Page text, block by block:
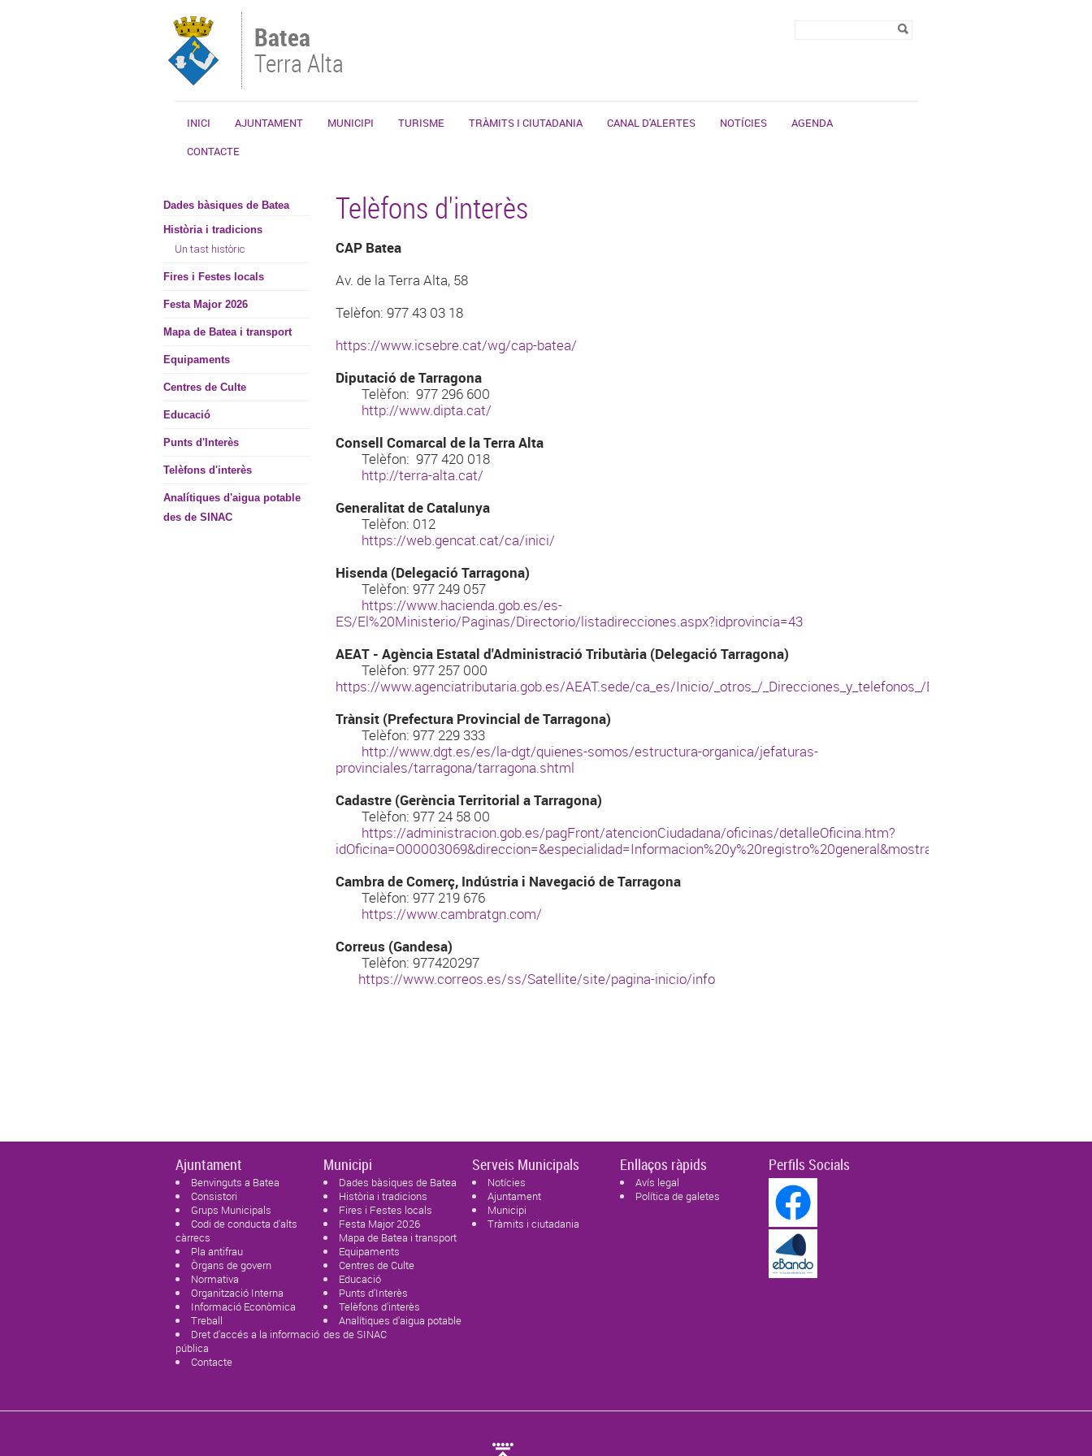
Batea
Terra Alta
INICI AJUNTAMENT MUNICIPI TURISME TRÀMITS I CIUTADANIA CANAL D'ALERTES NOTÍCIES
AGENDA
CONTACTE
Dades bàsiques de Batea
Història i tradicions
Un tast històric
Fires i Festes locals
Festa Major 2026
Mapa de Batea i transport
Equipaments
Centres de Culte
Educació
Punts d'Interès
Telèfons d'interès
Analítiques d'aigua potable
des de SINAC
Telèfons d'interès
CAP Batea
Av. de la Terra Alta, 58
Telèfon: 977 43 03 18
https://www.icsebre.cat/wg/cap-batea/
Diputació de Tarragona
Telèfon: 977 296 600
http://www.dipta.cat/
Consell Comarcal de la Terra Alta
Telèfon: 977 420 018
http://terra-alta.cat/
Generalitat de Catalunya
Telèfon: 012
https://web.gencat.cat/ca/inici/
Hisenda (Delegació Tarragona)
Telèfon: 977 249 057
https://www.hacienda.gob.es/es-
ES/El%20Ministerio/Paginas/Directorio/listadirecciones.aspx?idprovincia=43
AEAT - Agència Estatal d'Administració Tributària (Delegació Tarragona)
Telèfon: 977 257 000
https://www.agenciatributaria.gob.es/AEAT.sede/ca_es/Inicio/_otros_/_Direcciones_y_telefonos_/
Trànsit (Prefectura Provincial de Tarragona)
Telèfon: 977 229 333
http://www.dgt.es/es/la-dgt/quienes-somos/estructura-organica/jefaturas-
provinciales/tarragona/tarragona.shtml
Cadastre (Gerència Territorial a Tarragona)
Telèfon: 977 24 58 00
https://administracion.gob.es/pagFront/atencionCiudadana/oficinas/detalleOficina.htm?
Cambra de Comerç, Indústria i Navegació de Tarragona
Telèfon: 977 219 676
https://www.cambratgn.com/
Correus (Gandesa)
Telèfon: 977420297
https://www.correos.es/ss/Satellite/site/pagina-inicio/info
Ajuntament
Benvinguts a Batea
Consistori
Grups Municipals
Codi de conducta d'alts
càrrecs
Pla antifrau
Òrgans de govern
Normativa
Organització Interna
Informació Econòmica
Treball
Dret d'accés a la informació
pública
Contacte
Municipi
Dades bàsiques de Batea
Història i tradicions
Fires i Festes locals
Festa Major 2026
Mapa de Batea i transport
Equipaments
Centres de Culte
Educació
Punts d'Interès
Telèfons d'interès
Analítiques d'aigua potable
des de SINAC
Serveis Municipals
Notícies
Ajuntament
Municipi
Tràmits i ciutadania
Enllaços ràpids
Avís legal
Política de galetes
Perfils Socials